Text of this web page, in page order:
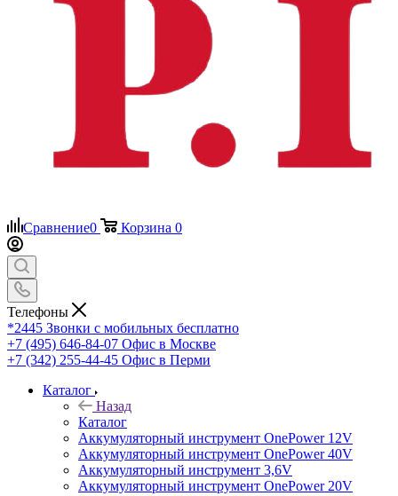
Сравнение0 Корзина 0
Телефоны
*2445 Звонки с мобильных бесплатно
+7 (495) 646-84-07 Офис в Москве
+7 (342) 255-44-45 Офис в Перми
Каталог
Назад
Каталог
Аккумуляторный инструмент OnePower 12V
Аккумуляторный инструмент OnePower 40V
Аккумуляторный инструмент 3,6V
Аккумуляторный инструмент OnePower 20V